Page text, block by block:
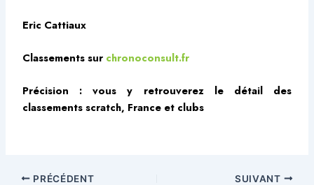
Eric Cattiaux
Classements sur chronoconsult.fr
Précision : vous y retrouverez le détail des
classements scratch, France et clubs
PRÉCÉDENT SUIVANT